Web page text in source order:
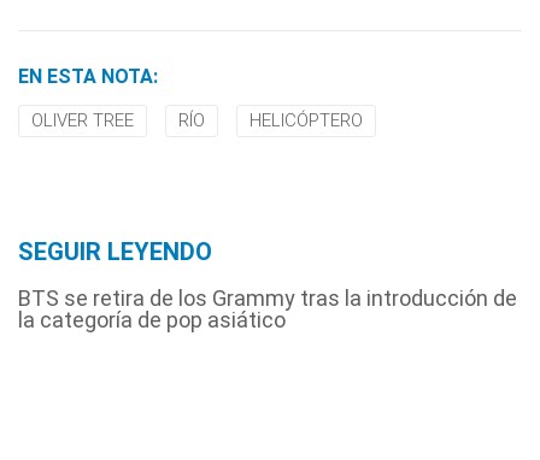
EN ESTA NOTA:
OLIVER TREE RÍO HELICÓPTERO
SEGUIR LEYENDO
BTS se retira de los Grammy tras la introducción de
la categoría de pop asiático